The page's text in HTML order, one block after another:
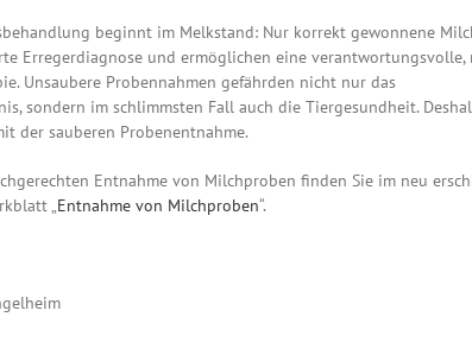
beginnt im Melkstand: Nur korrekt gewonnene
Erregerdiagnose und ermöglichen eine verantwortungsvolle,
Unsaubere Probennahmen gefährden nicht nur das
sondern im schlimmsten Fall auch die Tiergesundheit.
der sauberen Probenentnahme.
Entnahme von Milchproben finden Sie im neu
„Entnahme von Milchproben“.